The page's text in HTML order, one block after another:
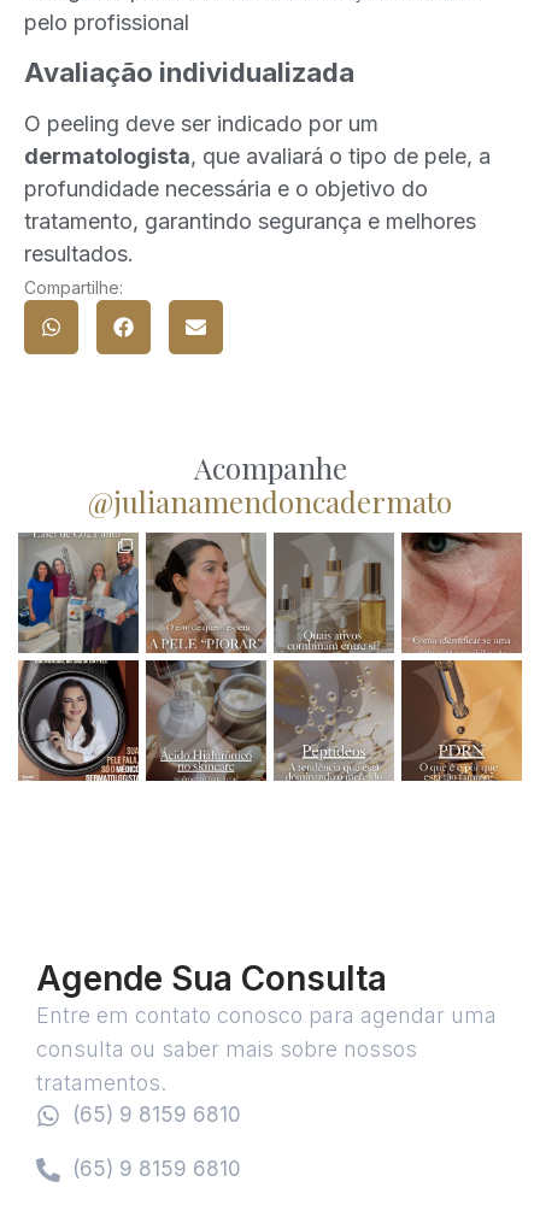
pelo profissional
Avaliação individualizada
O peeling deve ser indicado por um
dermatologista, que avaliará o tipo de pele, a
profundidade necessária e o objetivo do
tratamento, garantindo segurança e melhores
resultados.
Compartilhe:
Acompanhe
@julianamendoncadermato
Agende Sua Consulta
Entre em contato conosco para agendar uma
consulta ou saber mais sobre nossos
tratamentos.
(65) 9 8159 6810
(65) 9 8159 6810